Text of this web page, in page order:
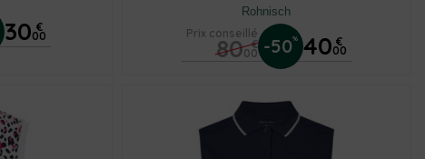
30 €
00
Rohnisch
Prix conseillé
80 €
00 -50% 40 €
00